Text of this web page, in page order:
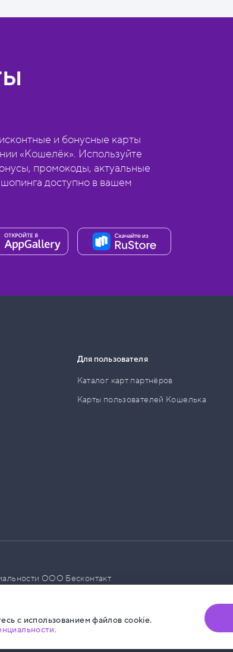
и бонусные карты
«Кошелёк». Используйте
промокоды, актуальные
доступно в вашем
Для пользователя
Каталог карт партнёров
Карты пользователей Кошелька
ООО Бесконтакт
с использованием файлов cookie.